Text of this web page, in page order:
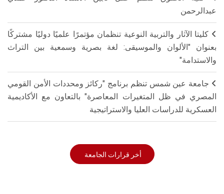
عبدالرحمن
كليتا الآثار والتربية النوعية تنظمان مؤتمرًا علميًا دوليًا مشتركًا
بعنوان "الألوان والموسيقى: لغة بصرية وسمعية بين التراث
والاستدامة"
جامعة عين شمس تنظم برنامج "ركائز ومحددات الأمن القومي
المصري في ظل المتغيرات المعاصرة" بالتعاون مع الأكاديمية
العسكرية للدراسات العليا والاستراتيجية
أخر قرارات الجامعة